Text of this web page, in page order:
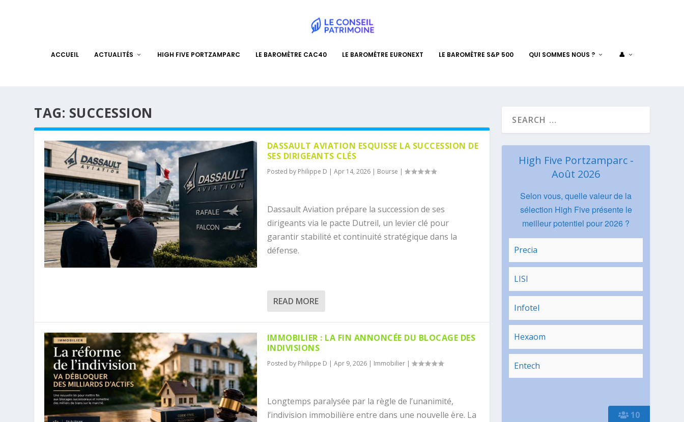
ACCUEIL ACTUALITÉS HIGH FIVE PORTZAMPARC LE BAROMÈTRE CAC40 LE BAROMÈTRE EURONEXT LE BAROMÈTRE S&P 500 QUI SOMMES NOUS ? 👤
TAG: SUCCESSION
DASSAULT AVIATION ESQUISSE LA SUCCESSION DE
SES DIRIGEANTS CLÉS
Posted by Philippe D | Apr 14, 2026| Bourse |
Dassault Aviation prépare la succession de ses
dirigeants via le pacte Dutreil, un levier clé pour
garantir stabilité et continuité stratégique dans la
défense.
READ MORE
IMMOBILIER : LA FIN ANNONCÉE DU BLOCAGE DES
INDIVISIONS
Posted by Philippe D | Apr 9, 2026| Immobilier|
Longtemps paralysée par la règle de l’unanimité,
l’indivision immobilière entre dans une nouvelle ère. La
10
High Five Portzamparc -
Août 2026
Selon vous, quelle valeur de la
sélection High Five présente le
meilleur potentiel pour 2026 ?
Precia
LISI
Infotel
Hexaom
Entech